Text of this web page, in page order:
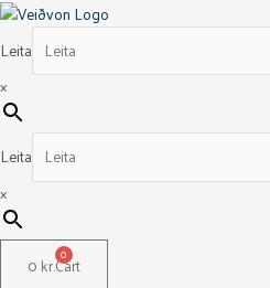
Skip
content
Leita
×
Leita
×
0 kr. 0
Cart
Mustad
Túbuþríkrækjur
nr-
12
quantity
Original
price
35.990 kr..
price
21.594 kr..